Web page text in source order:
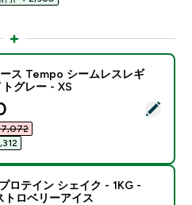
レディース Tempo シームレス
ス Tempo シームレスレギ
グレー - XS
price
7,072‎
ロテイン シェイク - 1KG -
ロベリーアイス